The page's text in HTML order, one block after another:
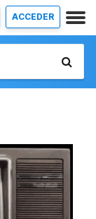
ACCEDER